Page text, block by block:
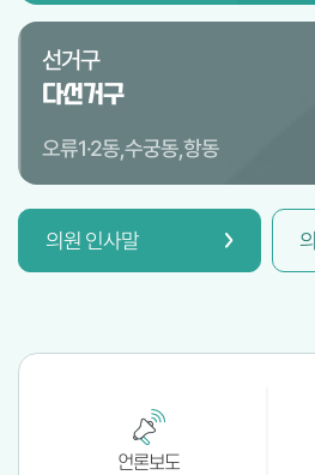
선거구
다선거구
오류1·2동,수궁동,항동
의원 인사말
언론보도